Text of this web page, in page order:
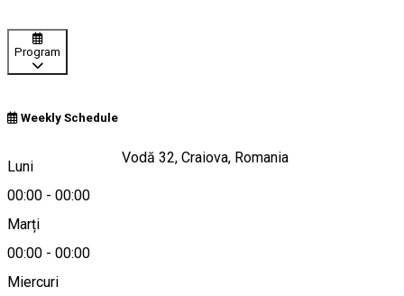
Program
Weekly Schedule
Luni
00:00 - 00:00
Marți
00:00 - 00:00
Miercuri
Bulevardul Știrbei Vodă 32, Craiova, Romania
Hartă